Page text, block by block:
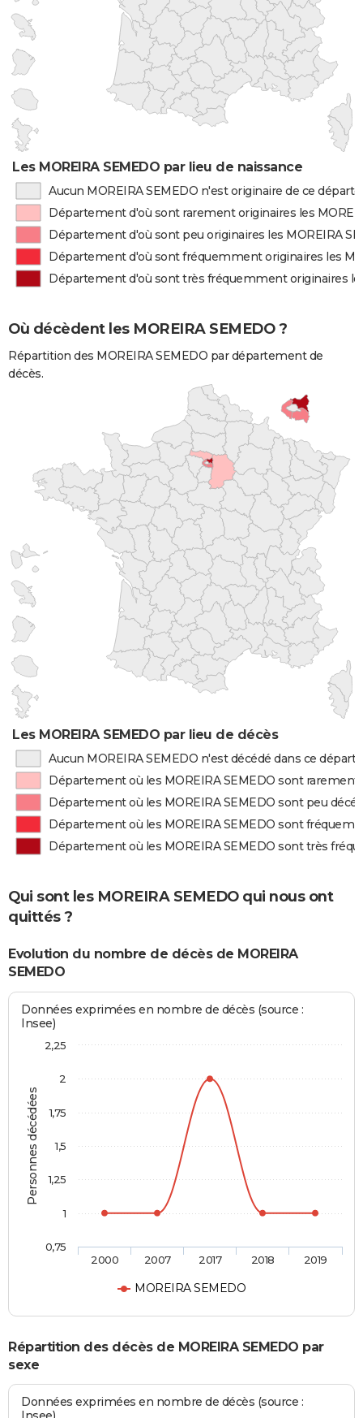
Les MOREIRA SEMEDO par lieu de naissance
Aucun MOREIRA SEMEDO n'est originaire de ce
Département d'où sont rarement originaires les
Département d'où sont peu originaires les MOREIRA
Département d'où sont fréquemment originaires les
Département d'où sont très fréquemment originaires
Où décèdent les MOREIRA SEMEDO ?
Répartition des MOREIRA SEMEDO par département de
décès.
Les MOREIRA SEMEDO par lieu de décès
Aucun MOREIRA SEMEDO n'est décédé dans ce
Département où les MOREIRA SEMEDO sont rarement
Département où les MOREIRA SEMEDO sont peu
Département où les MOREIRA SEMEDO sont
Département où les MOREIRA SEMEDO sont très
Qui sont les MOREIRA SEMEDO qui nous ont
quittés ?
Evolution du nombre de décès de MOREIRA
SEMEDO
Personnes décédées
Données exprimées en nombre de décès (source :
Insee)
MOREIRA SEMEDO
2000 2007 2017 2018 2019
0,75
1
1,25
1,5
1,75
2
2,25
Répartition des décès de MOREIRA SEMEDO par
sexe
Données exprimées en nombre de décès (source :